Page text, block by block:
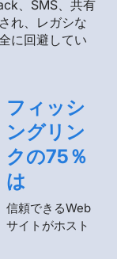
、SMS、共有
れ、レガシな
に回避してい
フィッシ
ングリン
クの75％
は
信頼できるWeb
サイトがホスト